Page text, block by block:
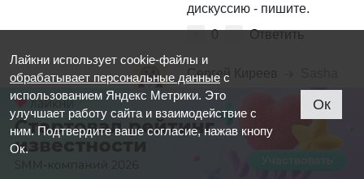
дискуссию - пишите.
0 Ответить
Сергей Киреев
Bor
16.01.2013 13:31
Слив защитан. Расходимся
товарищи
Ответить
Лайкни использует cookie-файлы и
обрабатывает персональные данные с
использованием Яндекс Метрики. Это
улучшает работу сайта и взаимодействие с
ним. Подтвердите ваше согласие, нажав кнопу
Ок.
Ок